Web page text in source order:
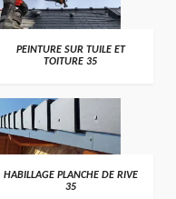
PEINTURE SUR TUILE ET
TOITURE 35
HABILLAGE PLANCHE DE RIVE
35